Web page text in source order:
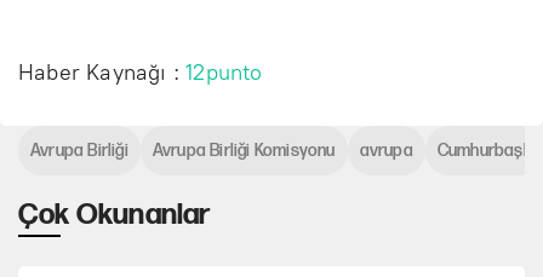
Haber Kaynağı :12punto
Çok Okunanlar
Avrupa Birliği Avrupa Birliği Komisyonu avrupa